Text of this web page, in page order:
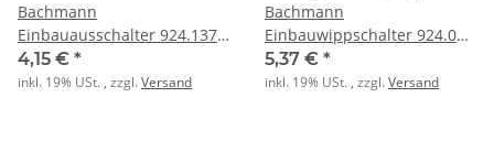
Bachmann
Einbauausschalter 924.137
1polig weiss
4,15 € *
inkl. 19% USt. , zzgl.Versand
Bachmann
Einbauwippschalter 924.095
2polig schwarz/schwarz
5,37 € *
inkl. 19% USt. , zzgl.Versand